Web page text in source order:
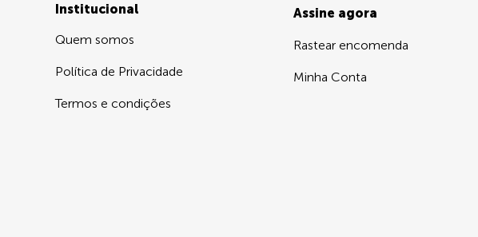
Institucional
Quem somos
Política de Privacidade
Termos e condições
Assine agora
Rastear encomenda
Minha Conta